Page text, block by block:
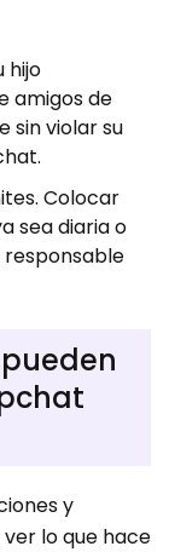
hijo
amigos de
sin violar su
Colocar
sea diaria o
y
lo que hace